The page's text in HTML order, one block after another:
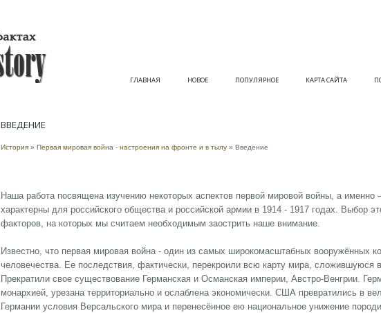
ГЛАВНАЯ НОВОЕ ПОПУЛЯРНОЕ КАРТА САЙТА
ВВЕДЕНИЕ
История » Первая мировая война - настроения на фронте и в тылу » Введение
Наша работа посвящена изучению некоторых аспектов первой мировой войны, а именно
характерны для российского общества и российской армии в 1914 - 1917 годах. Выбор
факторов, на которых мы считаем необходимым заострить наше внимание.
Известно, что первая мировая война - один из самых широкомасштабных вооружённых
человечества. Ее последствия, фактически, перекроили всю карту мира, сложившуюся
Прекратили свое существование Германская и Османская империи, Австро-Венгрии.
монархией, урезана территориально и ослаблена экономически. США превратились в
Германии условия Версальского мира и перенесённое ею национальное унижение